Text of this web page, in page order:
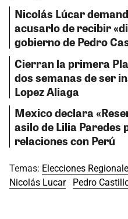
Nicolás Lúcar
acusarlo de recibir
gobierno de Pedro
Cierran la primera
dos semanas de ser
Lopez Aliaga
Mexico declara
asilo de Lilia Paredes
relaciones con Perú
Temas: Elecciones
Nicolás Lucar
Pedro